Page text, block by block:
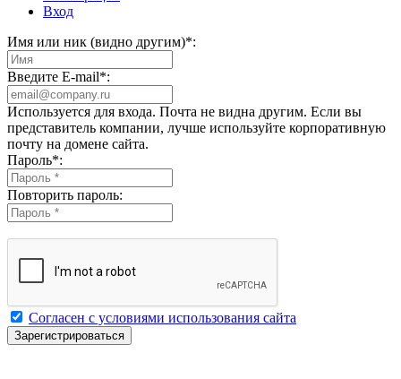
Вход
Имя или ник (видно другим)*:
Введите E-mail*:
Используется для входа. Почта не видна другим. Если вы
представитель компании, лучше используйте корпоративную
почту на домене сайта.
Пароль*:
Повторить пароль:
Согласен с условиями использования сайта